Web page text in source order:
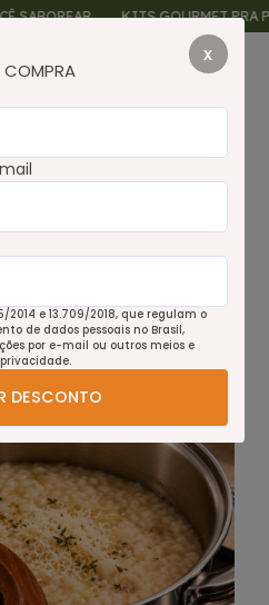
KITS GOURMET PRA
x
COMPRA
2014 e 13.709/2018, que regulam o
de dados pessoais no Brasil,
por e-mail ou outros meios e
DESCONTO